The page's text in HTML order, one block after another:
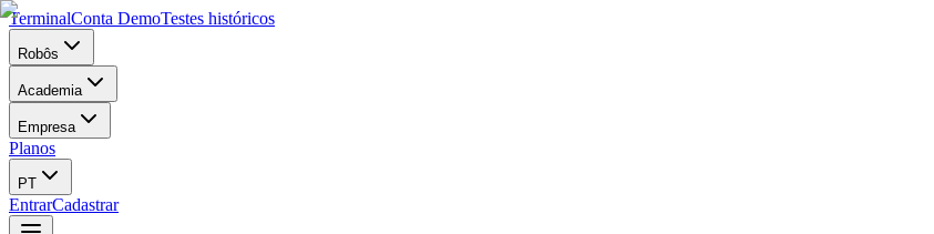
TerminalConta DemoTestes históricos
Robôs
Academia
Empresa
Planos
PT
EntrarCadastrar